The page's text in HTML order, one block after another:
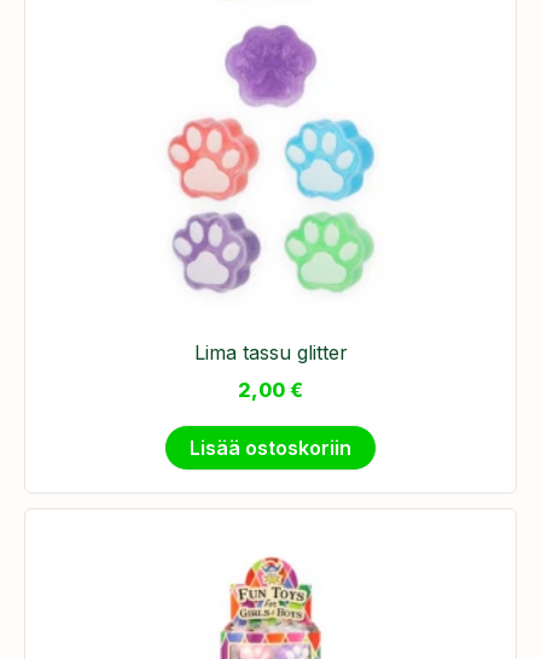
Lima tassu glitter
2,00 €
Lisää ostoskoriin